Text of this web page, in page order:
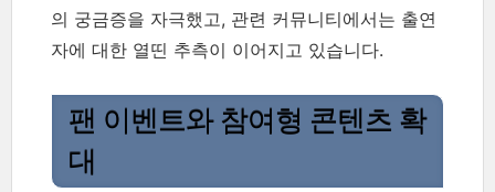
의 궁금증을 자극했고, 관련 커뮤니티에서는 출연
자에 대한 열띤 추측이 이어지고 있습니다.
팬 이벤트와 참여형 콘텐츠 확
대